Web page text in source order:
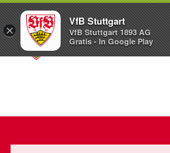
×
VfB Stuttgart
VfB Stuttgart 1893 AG
Gratis - In Google Play